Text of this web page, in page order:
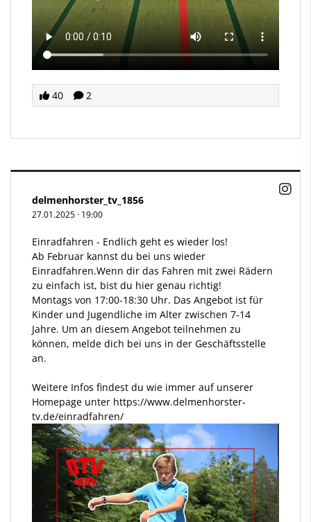
40 2
delmenhorster_tv_1856
27.01.2025 · 19:00
Einradfahren - Endlich geht es wieder los!
Ab Februar kannst du bei uns wieder
Einradfahren.Wenn dir das Fahren mit zwei Rädern
zu einfach ist, bist du hier genau richtig!
Montags von 17:00-18:30 Uhr. Das Angebot ist für
Kinder und Jugendliche im Alter zwischen 7-14
Jahre. Um an diesem Angebot teilnehmen zu
können, melde dich bei uns in der Geschäftsstelle
an.
Weitere Infos findest du wie immer auf unserer
Homepage unter https://www.delmenhorster-
tv.de/einradfahren/